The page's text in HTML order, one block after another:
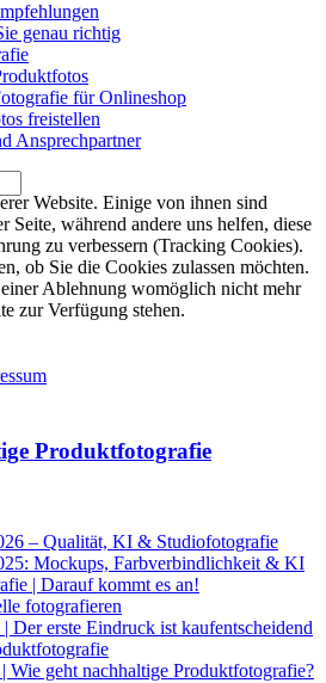
genau richtig
für Onlineshop
freistellen
Ansprechpartner
Produktfotografie
– Qualität, KI & Studiofotografie
Mockups, Farbverbindlichkeit & KI
| Darauf kommt es an!
fotografieren
Der erste Eindruck ist kaufentscheidend
Wie geht nachhaltige Produktfotografie?
Website. Einige von ihnen sind
Seite, während andere uns helfen, diese
zu verbessern (Tracking Cookies).
ob Sie die Cookies zulassen möchten.
Ablehnung womöglich nicht mehr
zur Verfügung stehen.